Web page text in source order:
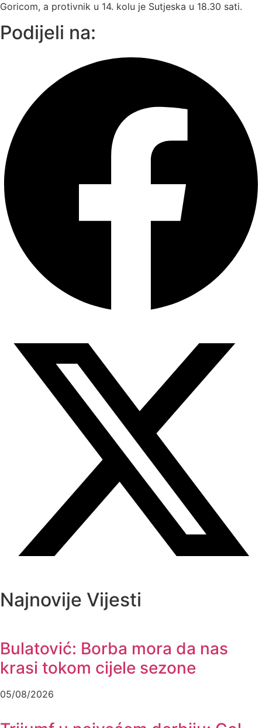
Goricom, a protivnik u 14. kolu je Sutjeska u 18.30 sati.
Podijeli na:
Najnovije Vijesti
Bulatović: Borba mora da nas
krasi tokom cijele sezone
05/08/2026